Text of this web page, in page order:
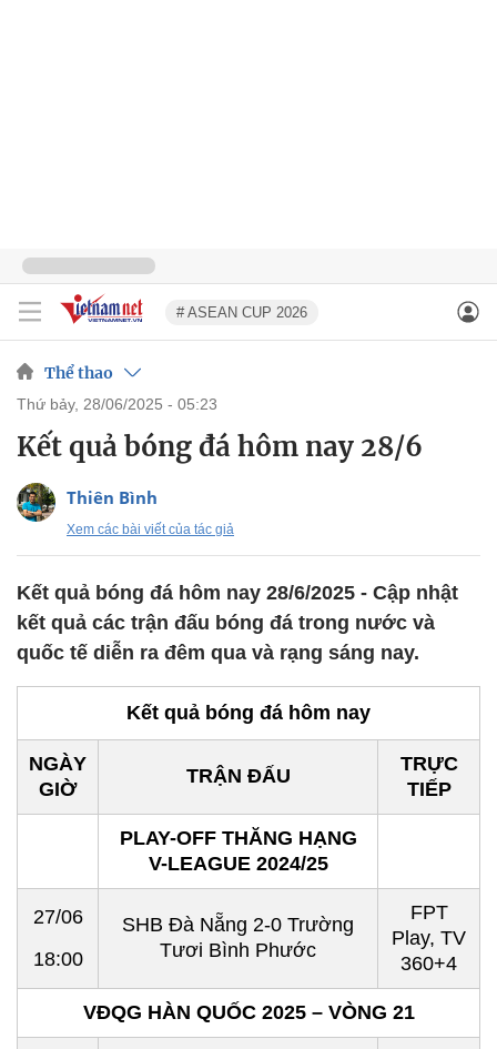
# ASEAN CUP 2026
Thể thao
thứ bảy, 28/06/2025 - 05:23
Kết quả bóng đá hôm nay 28/6
Thiên Bình
Xem các bài viết của tác giả
Kết quả bóng đá hôm nay 28/6/2025 - Cập nhật
kết quả các trận đấu bóng đá trong nước và
quốc tế diễn ra đêm qua và rạng sáng nay.
Kết quả bóng đá hôm nay
NGÀY
GIỜ
TRẬN ĐẤU
TRỰC
TIẾP
PLAY-OFF THĂNG HẠNG
V-LEAGUE 2024/25
27/06
18:00
SHB Đà Nẵng 2-0 Trường
Tươi Bình Phước
FPT
Play, TV
360+4
VĐQG HÀN QUỐC 2025 – VÒNG 21